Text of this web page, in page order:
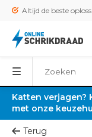
Altijd de beste
Katten verjagen?
met onze
Terug